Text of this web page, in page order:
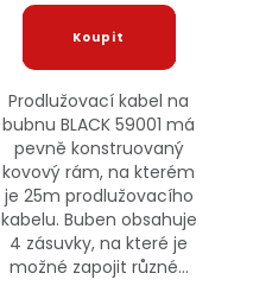
Prodlužovací kabel na
bubnu BLACK 59001 má
pevně konstruovaný
kovový rám, na kterém
je 25m prodlužovacího
kabelu. Buben obsahuje
4 zásuvky, na které je
možné zapojit různé...